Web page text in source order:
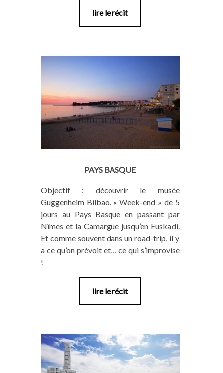
lire le récit
PAYS BASQUE
Objectif : découvrir le musée
Guggenheim Bilbao. « Week-end » de 5
jours au Pays Basque en passant par
Nîmes et la Camargue jusqu’en Euskadi.
Et comme souvent dans un road-trip, il y
a ce qu’on prévoit et… ce qui s’improvise
!
lire le récit